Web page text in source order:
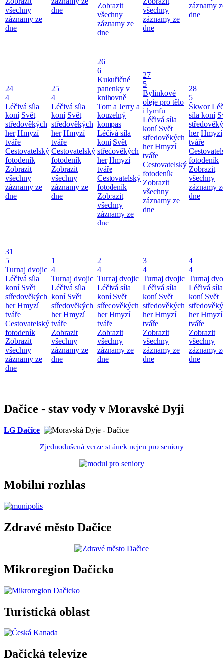
všechny
záznamy ze
dne
dne
Zobrazit
všechny
záznamy ze
dne
všechny
záznamy ze
dne
záznamy
dne
24
4
Léčivá síla
koní Svět
středověkých
her Hmyzí
tváře
Cestovatelský
fotodeník
Zobrazit
všechny
záznamy ze
dne
25
4
Léčivá síla
koní Svět
středověkých
her Hmyzí
tváře
Cestovatelský
fotodeník
Zobrazit
všechny
záznamy ze
dne
26
6
Kukuřičné
panenky v
knihovně
Tom a Jerry a
kouzelný
kompas
Léčivá síla
koní Svět
středověkých
her Hmyzí
tváře
Cestovatelský
fotodeník
Zobrazit
všechny
záznamy ze
dne
27
5
Bylinkové
oleje pro tělo
i lymfu
Léčivá síla
koní Svět
středověkých
her Hmyzí
tváře
Cestovatelský
fotodeník
Zobrazit
všechny
záznamy ze
dne
28
5
Škwor
síla koní
her Hmyzí
tváře
fotodeník
Zobrazit
všechny
záznamy
dne
31
5
Turnaj dvojic
Léčivá síla
koní Svět
středověkých
her Hmyzí
tváře
Cestovatelský
fotodeník
Zobrazit
všechny
záznamy ze
dne
1
4
Turnaj dvojic
Léčivá síla
koní Svět
středověkých
her Hmyzí
tváře
Zobrazit
všechny
záznamy ze
dne
2
4
Turnaj dvojic
Léčivá síla
koní Svět
středověkých
her Hmyzí
tváře
Zobrazit
všechny
záznamy ze
dne
3
4
Turnaj dvojic
Léčivá síla
koní Svět
středověkých
her Hmyzí
tváře
Zobrazit
všechny
záznamy ze
dne
4
4
Turnaj
Léčivá síla
koní Svět
her Hmyzí
tváře
Zobrazit
všechny
záznamy
dne
Dačice - stav vody v Moravské Dyji
LG Dačice
Zjednodušená verze stránek nejen pro seniory
Mobilní rozhlas
Zdravé město Dačice
Mikroregion Dačicko
Turistická oblast
Dačická televize